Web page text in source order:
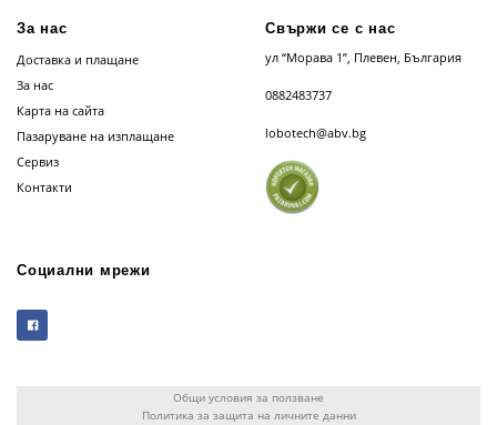
За нас
Доставка и плащане
За нас
Карта на сайта
Пазаруване на изплащане
Сервиз
Контакти
Свържи се с нас
ул “Морава 1”, Плевен, България
0882483737
lobotech@abv.bg
Социални мрежи
Общи условия за ползване
Политика за защита на личните данни